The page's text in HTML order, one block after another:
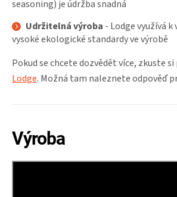
seasoning) je údržba snadná
Udržitelná výroba - Lodge využívá
vysoké ekologické standardy ve výrobě
Pokud se chcete dozvědět více, zkuste
Lodge. Možná tam naleznete odpověď
Výroba